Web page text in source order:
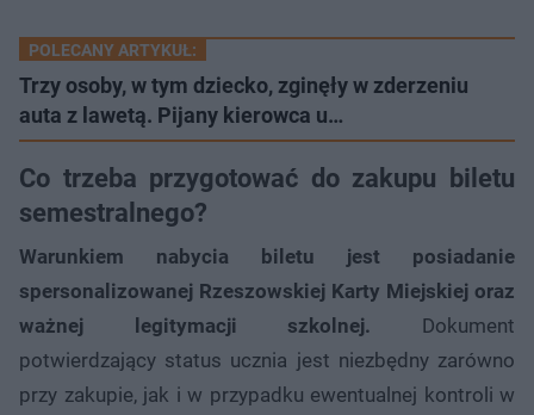
POLECANY ARTYKUŁ:
Trzy osoby, w tym dziecko, zginęły w zderzeniu
auta z lawetą. Pijany kierowca u…
Co trzeba przygotować do zakupu biletu
semestralnego?
Warunkiem nabycia biletu jest posiadanie
spersonalizowanej Rzeszowskiej Karty Miejskiej oraz
ważnej legitymacji szkolnej. Dokument
potwierdzający status ucznia jest niezbędny zarówno
przy zakupie, jak i w przypadku ewentualnej kontroli w